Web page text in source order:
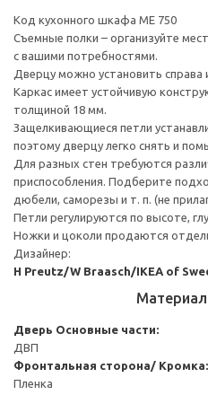
Код кухонного шкафа ME 750
Съемные полки – организуйте
с вашими потребностями.
Дверцу можно установить справа
Каркас имеет устойчивую
толщиной 18 мм.
Защелкивающиеся петли
поэтому дверцу легко снять и
Для разных стен требуются
приспособления. Подберите
дюбели, саморезы и т. п. (не
Петли регулируются по высоте,
Ножки и цоколи продаются
Дизайнер:
H Preutz/W Braasch/IKEA of
Дверь Основные части:
ДВП
Фронтальная сторона/ Кромка:
Пленка